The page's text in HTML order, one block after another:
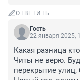
ОТВЕТИТЬ
Гость
22 января 2025,
Какая разница
Читы не верю.
перекрытие улиц,